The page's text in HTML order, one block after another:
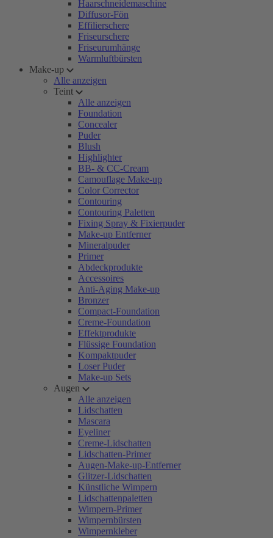
Haarschneidemaschine
Diffusor-Fön
Effilierschere
Friseurschere
Friseurumhänge
Warmluftbürsten
Make-up
Alle anzeigen
Teint
Alle anzeigen
Foundation
Concealer
Puder
Blush
Highlighter
BB- & CC-Cream
Camouflage Make-up
Color Corrector
Contouring
Contouring Paletten
Fixing Spray & Fixierpuder
Make-up Entferner
Mineralpuder
Primer
Abdeckprodukte
Accessoires
Anti-Aging Make-up
Bronzer
Compact-Foundation
Creme-Foundation
Effektprodukte
Flüssige Foundation
Kompaktpuder
Loser Puder
Make-up Sets
Augen
Alle anzeigen
Lidschatten
Mascara
Eyeliner
Creme-Lidschatten
Lidschatten-Primer
Augen-Make-up-Entferner
Glitzer-Lidschatten
Künstliche Wimpern
Lidschattenpaletten
Wimpern-Primer
Wimpernbürsten
Wimpernkleber